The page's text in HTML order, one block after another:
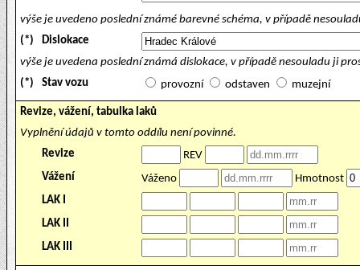
výše je uvedeno poslední známé barevné schéma, v případě
(*)
Dislokace
výše je uvedena poslední známá dislokace, v případě nesouladu ji
(*)
Stav vozu provozní odstaven muzejní
Revize, vážení, tabulka laků
Vyplnění údajů v tomto oddílu není povinné.
Revize
REV
Vážení
Váženo
Hmotnost
LAK I
LAK II
LAK III